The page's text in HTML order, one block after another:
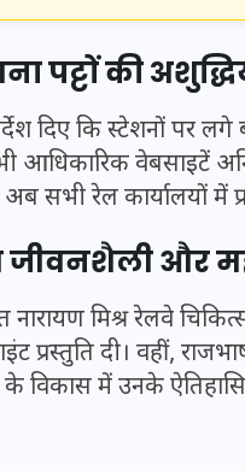
पट्टों की
दिए कि स्टेशनों पर लगे
आधिकारिक वेबसाइटें
सभी रेल कार्यालयों में
और
मिश्र रेलवे
प्रस्तुति दी। वहीं,
विकास में उनके
Lekhpal
में लेखपाल के
भर्ती का विज्ञापन